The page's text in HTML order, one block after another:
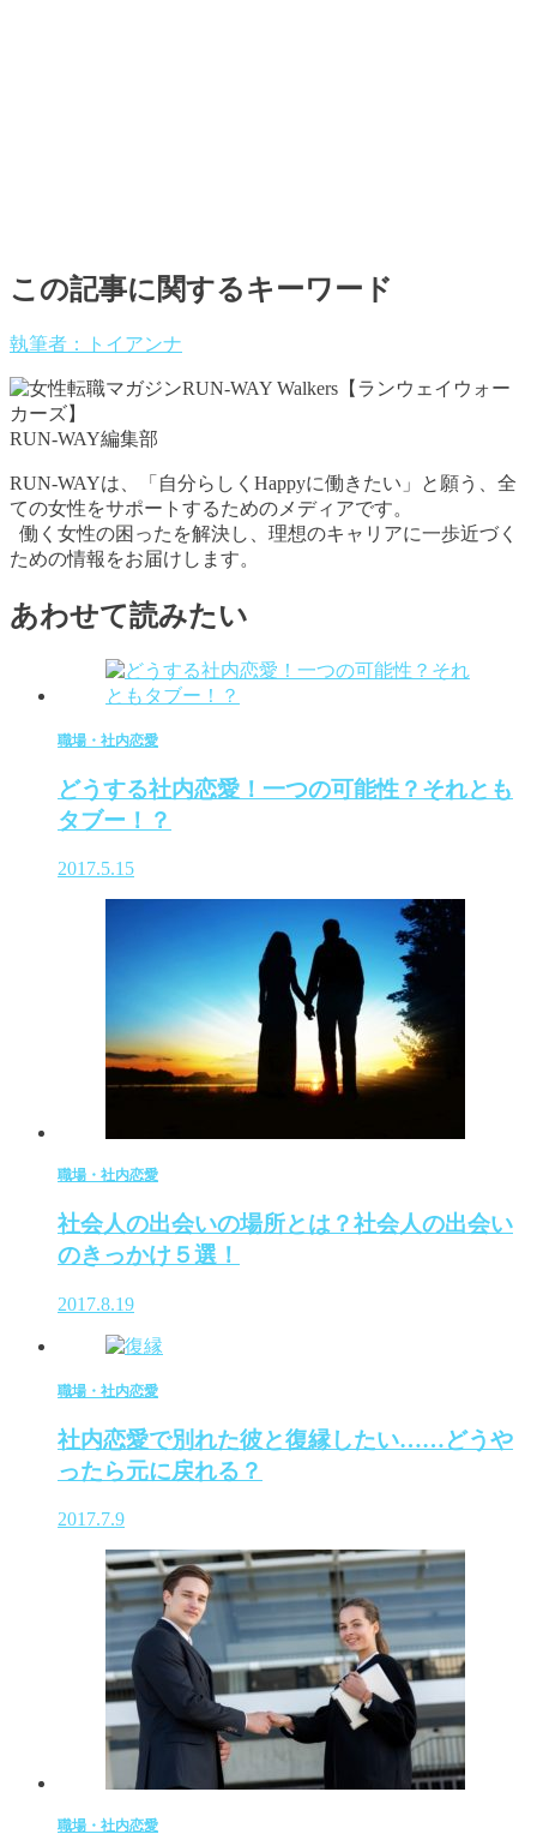
この記事に関するキーワード
執筆者：トイアンナ
RUN-WAY編集部
RUN-WAYは、「自分らしくHappyに働きたい」と願う、全
ての女性をサポートするためのメディアです。
働く女性の困ったを解決し、理想のキャリアに一歩近づく
ための情報をお届けします。
あわせて読みたい
職場・社内恋愛
どうする社内恋愛！一つの可能性？それとも
タブー！？
2017.5.15
職場・社内恋愛
社会人の出会いの場所とは？社会人の出会い
のきっかけ５選！
2017.8.19
職場・社内恋愛
社内恋愛で別れた彼と復縁したい……どうや
ったら元に戻れる？
2017.7.9
職場・社内恋愛